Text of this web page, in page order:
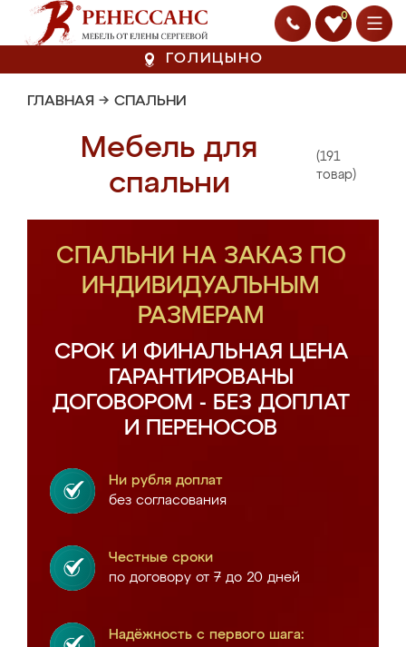
0
ГОЛИЦЫНО
ГЛАВНАЯ → СПАЛЬНИ
Мебель для
спальни
(191
товар)
СПАЛЬНИ НА ЗАКАЗ ПО
ИНДИВИДУАЛЬНЫМ
РАЗМЕРАМ
СРОК И ФИНАЛЬНАЯ ЦЕНА
ГАРАНТИРОВАНЫ
ДОГОВОРОМ - БЕЗ ДОПЛАТ
И ПЕРЕНОСОВ
Ни рубля доплат
без согласования
Честные сроки
по договору от 7 до 20 дней
Надёжность с первого шага: